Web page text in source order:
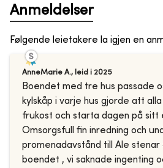
Anmeldelser
Følgende leietakere la igjen en
AnneMarie A., leid i 2025
Boendet med tre hus passade
kylskåp i varje hus gjorde att
frukost och starta dagen på sitt
Omsorgsfull fin inredning och
promenadavstånd till Ale stenar
boendet , vi saknade ingenting